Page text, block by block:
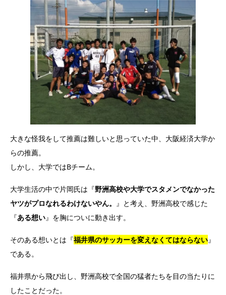
大きな怪我をして推薦は難しいと思っていた中、大阪経済大学か
らの推薦。
しかし、大学ではBチーム。
大学生活の中で片岡氏は『野洲高校や大学でスタメンでなかった
ヤツがプロなれるわけないやん。 』と考え、野洲高校で感じた
『ある想い』を胸についに動き出す。
そのある想いとは『福井県のサッカーを変えなくてはならない』
である。
福井県から飛び出し、野洲高校で全国の猛者たちを目の当たりに
したことだった。